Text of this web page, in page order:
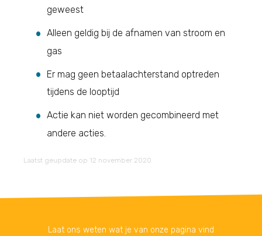
geweest
Alleen geldig bij de afnamen van stroom en
gas
Er mag geen betaalachterstand optreden
tijdens de looptijd
Actie kan niet worden gecombineerd met
andere acties.
Laatst geupdate op 12 november 2020
Laat ons weten wat je van onze pagina vind